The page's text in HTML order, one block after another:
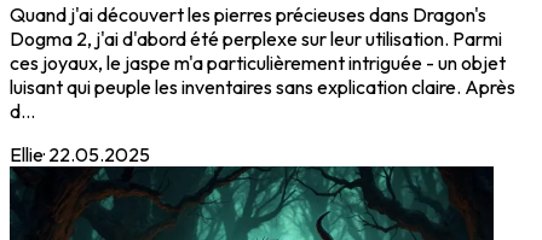
Quand j'ai découvert les pierres précieuses dans Dragon's
Dogma 2, j'ai d'abord été perplexe sur leur utilisation. Parmi
ces joyaux, le jaspe m'a particulièrement intriguée - un objet
luisant qui peuple les inventaires sans explication claire. Après
d...
Ellie· 22.05.2025